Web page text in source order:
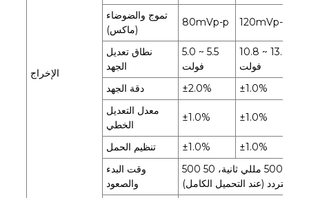
الإخراج
تموج والضوضاء
(ماكس)
80mVp-p 120mVp-p
نطاق تعديل
الجهد
5.0 ~ 5.5
فولت
10.8 ~ 13.8
فولت
دقة الجهد
±2.0% ±1.0%
معدل التعديل
الخطي
±1.0% ±1.0%
تنظيم الحمل ±1.0% ±1.0%
وقت البدء
والصعود
500 مللي ثانية، 50 مللي ثانية/230 فولت تيار متردد 500 مللي ثانية، 50